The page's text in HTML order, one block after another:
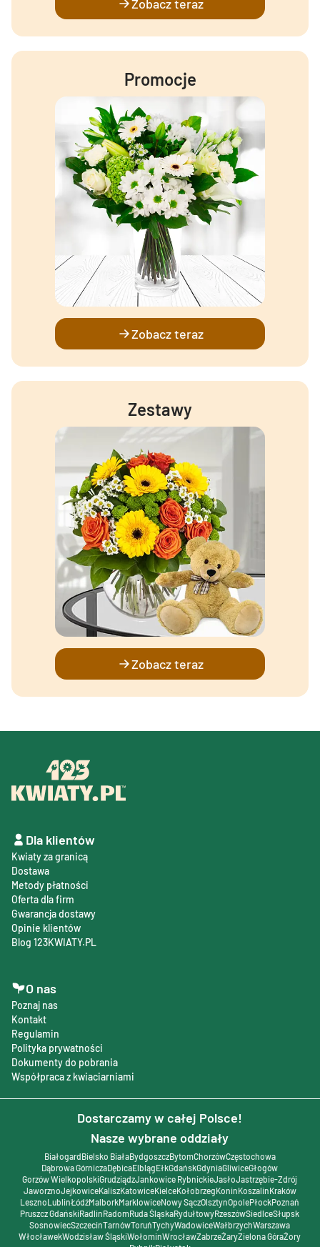
Zobacz teraz
Promocje
Zobacz teraz
Zestawy
Zobacz teraz
Dla klientów
Kwiaty za granicą
Dostawa
Metody płatności
Oferta dla firm
Gwarancja dostawy
Opinie klientów
Blog 123KWIATY.PL
O nas
Poznaj nas
Kontakt
Regulamin
Polityka prywatności
Dokumenty do pobrania
Współpraca z kwiaciarniami
Dostarczamy w całej Polsce!
Nasze wybrane oddziały
BiałogardBielsko BiałaBydgoszczBytomChorzówCzęstochowa
Dąbrowa GórniczaDębicaElblągEłkGdańskGdyniaGliwiceGłogów
Gorzów WielkopolskiGrudziądzJankowice RybnickieJasłoJastrzębie-Zdrój
JaworznoJejkowiceKaliszKatowiceKielceKołobrzegKoninKoszalinKraków
LesznoLublinŁódźMalborkMarklowiceNowy SączOlsztynOpolePłockPoznań
Pruszcz GdańskiRadlinRadomRuda ŚląskaRydułtowyRzeszówSiedlceSłupsk
SosnowiecSzczecinTarnówToruńTychyWadowiceWałbrzychWarszawa
WłocławekWodzisław ŚląskiWołominWrocławZabrzeŻaryZielona GóraŻory